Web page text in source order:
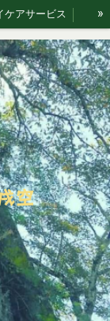
ケアサービス »
空